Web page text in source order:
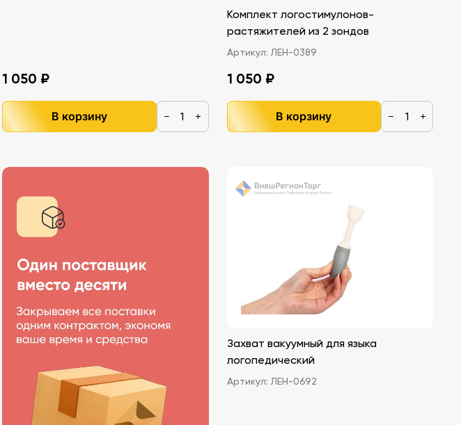
1 050 ₽
В корзину − +
Комплект логостимулонов-
растяжителей из 2 зондов
Артикул: ЛЕН-0389
1 050 ₽
В корзину − +
Захват вакуумный для языка
логопедический
Артикул: ЛЕН-0692